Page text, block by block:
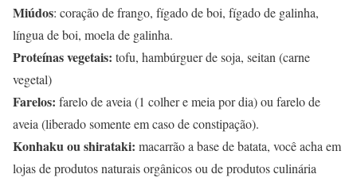
Miúdos: coração de frango, fígado de boi, fígado de galinha,
língua de boi, moela de galinha.
Proteínas vegetais: tofu, hambúrguer de soja, seitan (carne
vegetal)
Farelos: farelo de aveia (1 colher e meia por dia) ou farelo de
aveia (liberado somente em caso de constipação).
Konhaku ou shirataki: macarrão a base de batata, você acha em
lojas de produtos naturais orgânicos ou de produtos culinária